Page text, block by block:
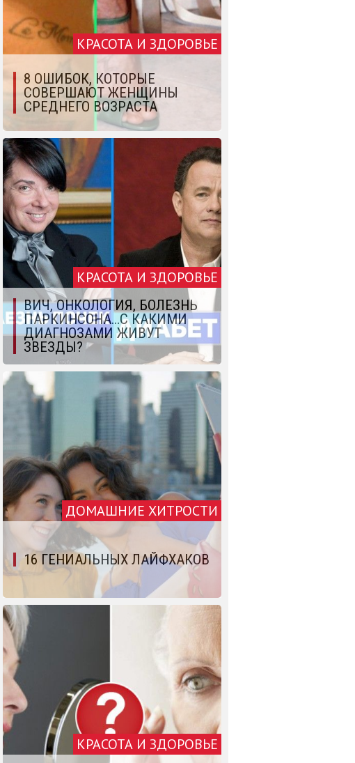
КРАСОТА И ЗДОРОВЬЕ
8 ОШИБОК, КОТОРЫЕ
СОВЕРШАЮТ ЖЕНЩИНЫ
СРЕДНЕГО ВОЗРАСТА
КРАСОТА И ЗДОРОВЬЕ
ВИЧ, ОНКОЛОГИЯ, БОЛЕЗНЬ
ПАРКИНСОНА…С КАКИМИ
ДИАГНОЗАМИ ЖИВУТ
ЗВЕЗДЫ?
ДОМАШНИЕ ХИТРОСТИ
16 ГЕНИАЛЬНЫХ ЛАЙФХАКОВ
КРАСОТА И ЗДОРОВЬЕ